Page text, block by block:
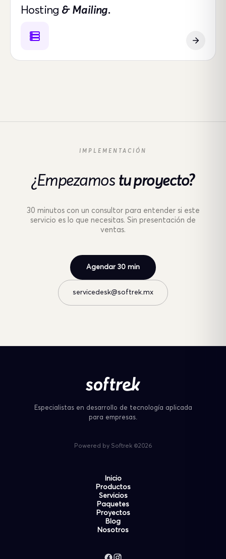
Hosting & Mailing.
IMPLEMENTACIÓN
¿Empezamos tu proyecto?
30 minutos con un consultor para entender si este
servicio es lo que necesitas. Sin presentación de
ventas.
Agendar 30 min
servicedesk@softrek.mx
Inicio
Productos
Servicios
Paquetes
Proyectos
Blog
Nosotros
Especialistas en desarrollo de tecnología aplicada
para empresas.
Powered by Softrek ©2026